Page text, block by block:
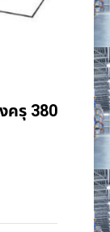
ครุ 380